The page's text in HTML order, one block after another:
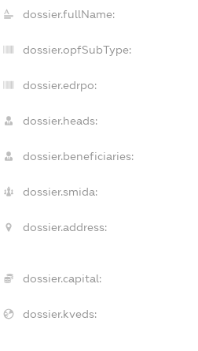
dossier.fullName:
dossier.opfSubType:
dossier.edrpo:
dossier.heads:
dossier.beneficiaries:
dossier.smida:
dossier.address:
dossier.capital:
dossier.kveds: